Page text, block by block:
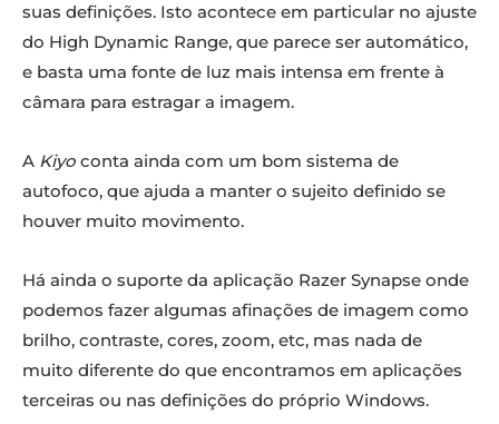
suas definições. Isto acontece em particular no ajuste
do High Dynamic Range, que parece ser automático,
e basta uma fonte de luz mais intensa em frente à
câmara para estragar a imagem.
A Kiyo conta ainda com um bom sistema de
autofoco, que ajuda a manter o sujeito definido se
houver muito movimento.
Há ainda o suporte da aplicação Razer Synapse onde
podemos fazer algumas afinações de imagem como
brilho, contraste, cores, zoom, etc, mas nada de
muito diferente do que encontramos em aplicações
terceiras ou nas definições do próprio Windows.